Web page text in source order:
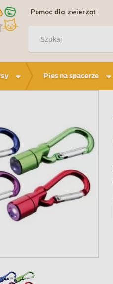
Pomoc dla zwierząt
Pies na spacerze